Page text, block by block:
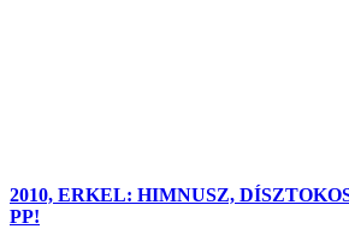
2010, ERKEL: HIMNUSZ,
PP!